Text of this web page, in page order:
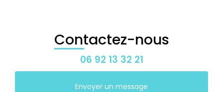
Contactez-nous
06 92 13 32 21
Envoyer un message